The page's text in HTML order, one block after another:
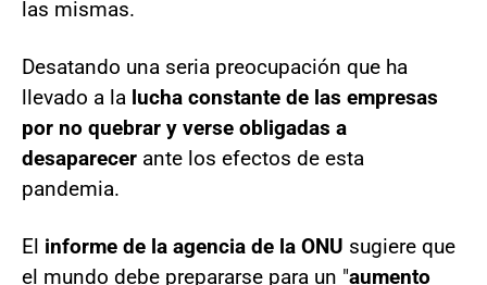
las mismas.
Desatando una seria preocupación que ha
llevado a la lucha constante de las empresas
por no quebrar y verse obligadas a
desaparecer ante los efectos de esta
pandemia.
El informe de la agencia de la ONU sugiere que
el mundo debe prepararse para un "aumento